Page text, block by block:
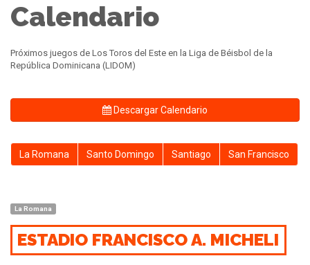
Calendario
Próximos juegos de Los Toros del Este en la Liga de Béisbol de la
República Dominicana (LIDOM)
Descargar Calendario
La Romana Santo Domingo Santiago San Francisco
La Romana
ESTADIO FRANCISCO A. MICHELI